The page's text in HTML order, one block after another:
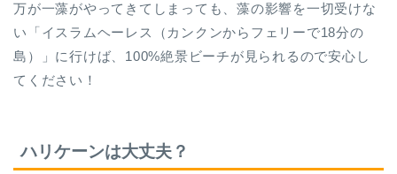
万が一藻がやってきてしまっても、藻の影響を一切受けな
い「イスラムヘーレス（カンクンからフェリーで18分の
島）」に行けば、100%絶景ビーチが見られるので安心し
てください！
ハリケーンは大丈夫？